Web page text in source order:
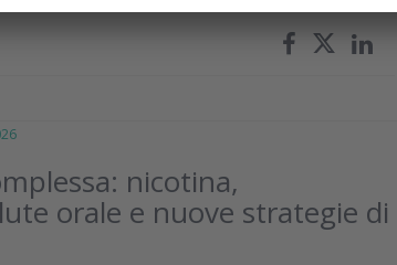
nicotina,
orale e nuove strategie di